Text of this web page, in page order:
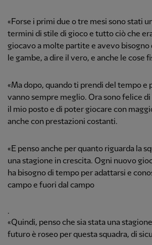
«Forse i primi due o tre mesi sono stati
termini di stile di gioco e tutto ciò che
giocavo a molte partite e avevo bisogno
le gambe, a dire il vero, e anche le cose
«Ma dopo, quando ti prendi del tempo e
vanno sempre meglio. Ora sono felice
il mio posto e di poter giocare con
anche con prestazioni costanti.
«E penso anche per quanto riguarda la
una stagione in crescita. Ogni nuovo
ha bisogno di tempo per adattarsi e
campo e fuori dal campo
.
«Quindi, penso che sia stata una stagione
futuro è roseo per questa squadra, di